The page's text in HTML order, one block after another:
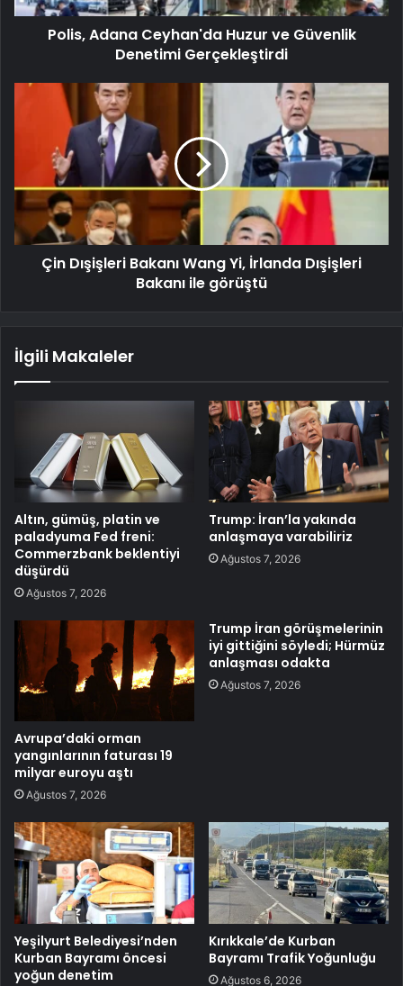
Polis, Adana Ceyhan'da Huzur ve Güvenlik
Denetimi Gerçekleştirdi
Çin Dışişleri Bakanı Wang Yi, İrlanda Dışişleri
Bakanı ile görüştü
İlgili Makaleler
Altın, gümüş, platin ve
paladyuma Fed freni:
Commerzbank beklentiyi
düşürdü
Ağustos 7, 2026
Trump: İran’la yakında
anlaşmaya varabiliriz
Ağustos 7, 2026
Avrupa’daki orman
yangınlarının faturası 19
milyar euroyu aştı
Ağustos 7, 2026
Trump İran görüşmelerinin
iyi gittiğini söyledi; Hürmüz
anlaşması odakta
Ağustos 7, 2026
Yeşilyurt Belediyesi’nden
Kurban Bayramı öncesi
yoğun denetim
Kırıkkale’de Kurban
Bayramı Trafik Yoğunluğu
Ağustos 6, 2026